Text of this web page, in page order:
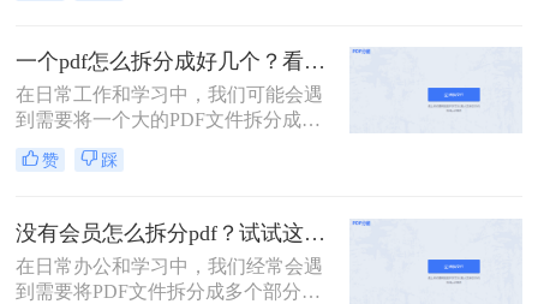
一个pdf怎么拆分成好几个？看看下面的二种方法！
在日常工作和学习中，我们可能会遇
到需要将一个大的PDF文件拆分成多
个较小文件的情况。例如，为了便于
共享、减少文件大小或是针对特定页
常有用的。那么一个pdf怎么拆分成好
几个呢？本文将详细介绍两种常见的
PDF拆分方法。
赞 踩
没有会员怎么拆分pdf？试试这二种拆分方法！
在日常办公和学习中，我们经常会遇
到需要将PDF文件拆分成多个部分的